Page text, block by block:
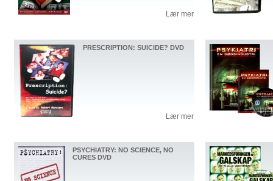
Lær mer
PRESCRIPTION: SUICIDE? DVD
Lær mer
PSYCHIATRY: NO SCIENCE, NO
CURES DVD